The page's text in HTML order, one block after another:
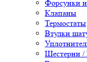
Форсунки
Клапаны
Термостаты
Втулки
Шестерни